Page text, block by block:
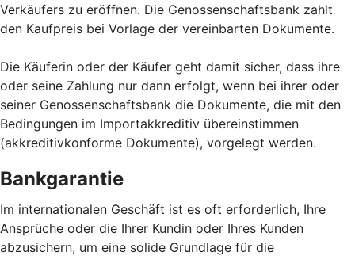
Verkäufers zu eröffnen. Die Genossenschaftsbank zahlt
den Kaufpreis bei Vorlage der vereinbarten Dokumente.
Die Käuferin oder der Käufer geht damit sicher, dass ihre
oder seine Zahlung nur dann erfolgt, wenn bei ihrer oder
seiner Genossenschaftsbank die Dokumente, die mit den
Bedingungen im Importakkreditiv übereinstimmen
(akkreditivkonforme Dokumente), vorgelegt werden.
Bankgarantie
Im internationalen Geschäft ist es oft erforderlich, Ihre
Ansprüche oder die Ihrer Kundin oder Ihres Kunden
abzusichern, um eine solide Grundlage für die